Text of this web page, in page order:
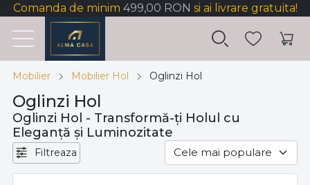
Comanda de minim 499,00 RON si ai livrare gratuita!
Mobilier Mobilier Hol Oglinzi Hol
Oglinzi Hol
Oglinzi Hol - Transformă-ți Holul cu
Eleganță și Luminozitate
Filtreaza